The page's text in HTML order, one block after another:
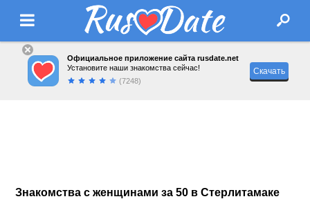
Официальное приложение сайта rusdate.net
Установите наши знакомства сейчас!
(7248)
Скачать
Знакомства с женщинами за 50 в Стерлитамаке